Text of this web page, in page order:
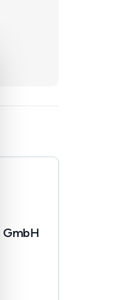
GmbH